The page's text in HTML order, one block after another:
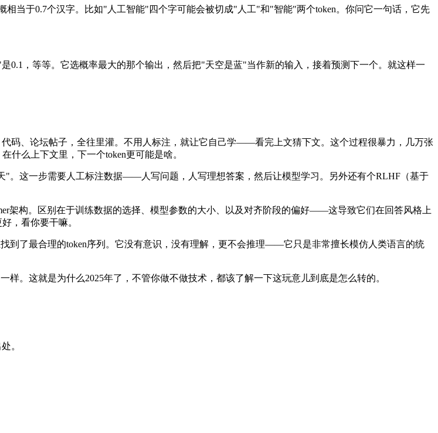
相当于0.7个汉字。比如"人工智能"四个字可能会被切成"人工"和"智能"两个token。你问它一句话，它先
，等等。它选概率最大的那个输出，然后把"天空是蓝"当作新的输入，接着预测下一个。就这样一
码、论坛帖子，全往里灌。不用人标注，就让它自己学——看完上文猜下文。这个过程很暴力，几万张
什么上下文里，下一个token更可能是啥。
。这一步需要人工标注数据——人写问题，人写理想答案，然后让模型学习。另外还有个RLHF（基于
架构。区别在于训练数据的选择、模型参数的大小、以及对齐阶段的偏好——这导致它们在回答风格上
，看你要干嘛。
到了最合理的token序列。它没有意识，没有理解，更不会推理——它只是非常擅长模仿人类语言的统
。这就是为什么2025年了，不管你做不做技术，都该了解一下这玩意儿到底是怎么转的。
。